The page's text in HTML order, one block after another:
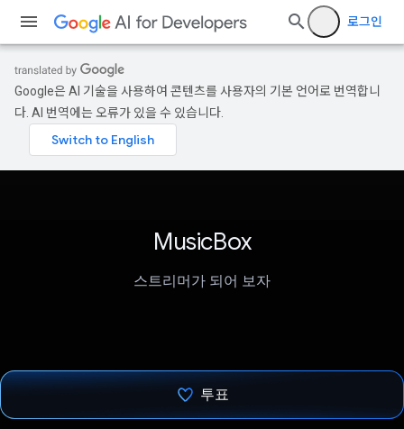
로그인
Google은 AI 기술을 사용하여 콘텐츠를 사용자의 기본 언어로 번역합니
다. AI 번역에는 오류가 있을 수 있습니다.
MusicBox
스트리머가 되어 보자
투표